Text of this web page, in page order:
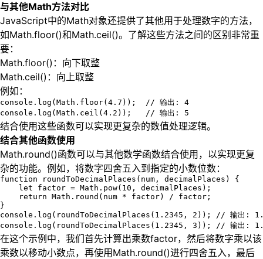
与其他Math方法对比
JavaScript中的Math对象还提供了其他用于处理数字的方法，
如Math.floor()和Math.ceil()。了解这些方法之间的区别非常重
要：
Math.floor()：向下取整
Math.ceil()：向上取整
例如：
console.log(Math.floor(4.7));  // 输出: 4
console.log(Math.ceil(4.2));   // 输出: 5
结合使用这些函数可以实现更复杂的数值处理逻辑。
结合其他函数使用
Math.round()函数可以与其他数学函数结合使用，以实现更复
杂的功能。例如，将数字四舍五入到指定的小数位数：
function roundToDecimalPlaces(num, decimalPlaces) {
let factor = Math.pow(10, decimalPlaces);
return Math.round(num * factor) / factor;
}
console.log(roundToDecimalPlaces(1.2345, 2)); // 输出:
console.log(roundToDecimalPlaces(1.2345, 3)); // 输出:
在这个示例中，我们首先计算出乘数factor，然后将数字乘以该
乘数以移动小数点，再使用Math.round()进行四舍五入，最后